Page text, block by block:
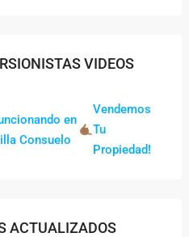
VIDEOS
en
Consuelo
Vendemos
Tu
Propiedad!
ACTUALIZADOS